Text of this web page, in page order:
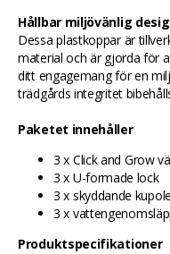
Hållbar miljövänlig
Dessa plastkoppar är
material och är gjorda för
ditt engagemang för en
trädgårds integritet
Paketet innehåller
3 x Click and Grow
3 x U-formade lock
3 x skyddande
3 x
Produktspecifikationer